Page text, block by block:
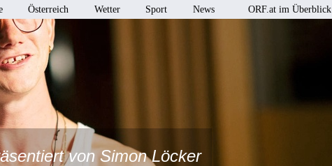
Österreich Wetter Sport News ORF.at im Überblick
von Simon Löcker